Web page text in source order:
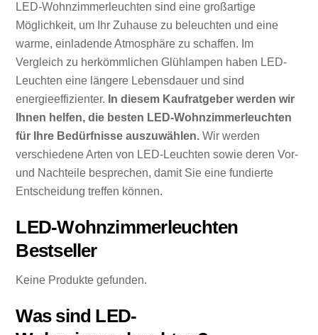
LED-Wohnzimmerleuchten sind eine großartige
Möglichkeit, um Ihr Zuhause zu beleuchten und eine
warme, einladende Atmosphäre zu schaffen. Im
Vergleich zu herkömmlichen Glühlampen haben LED-
Leuchten eine längere Lebensdauer und sind
energieeffizienter. In diesem Kaufratgeber werden wir
Ihnen helfen, die besten LED-Wohnzimmerleuchten
für Ihre Bedürfnisse auszuwählen. Wir werden
verschiedene Arten von LED-Leuchten sowie deren Vor-
und Nachteile besprechen, damit Sie eine fundierte
Entscheidung treffen können.
LED-Wohnzimmerleuchten
Bestseller
Keine Produkte gefunden.
Was sind LED-